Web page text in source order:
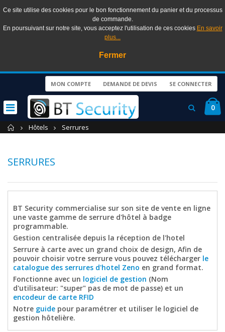
Ce site utilise des cookies pour le bon fonctionnement du panier et du processus
de commande.
En poursuivant sur notre site, vous acceptez l'utilisation de ces cookies En savoir
plus...
Fermer
MON COMPTE DEMANDE DE DEVIS SE CONNECTER
0
Accueil
Hôtels Serrures
SERRURES
BT Security commercialise sur son site de vente en ligne
une vaste gamme de serrure d'hôtel à badge
programmable.
Gestion centralisée depuis la réception de l'hotel
Serrure à carte avec un grand choix de design, Afin de
pouvoir choisir votre serrure vous pouvez télécharger le
catalogue des serrures d'hotel Zeno en grand format.
Fonctionne avec un logiciel de gestion (Nom
d'utilisateur: "super" pas de mot de passe) et un
encodeur de carte RFID
Notre guide pour paramétrer et utiliser le logiciel de
gestion hôtelière.